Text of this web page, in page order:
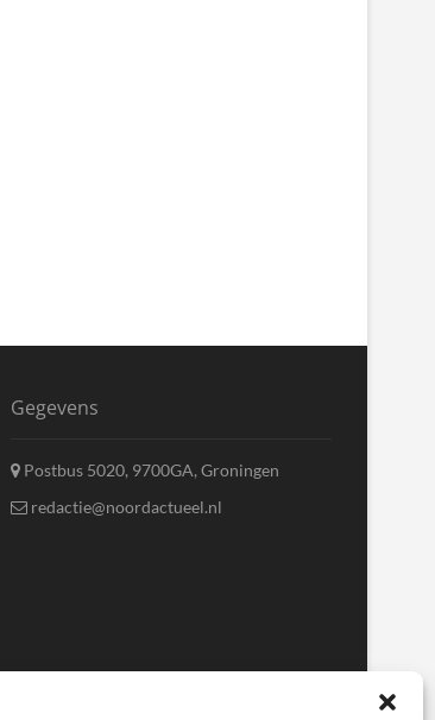
Gegevens
Postbus 5020, 9700GA, Groningen
redactie@noordactueel.nl